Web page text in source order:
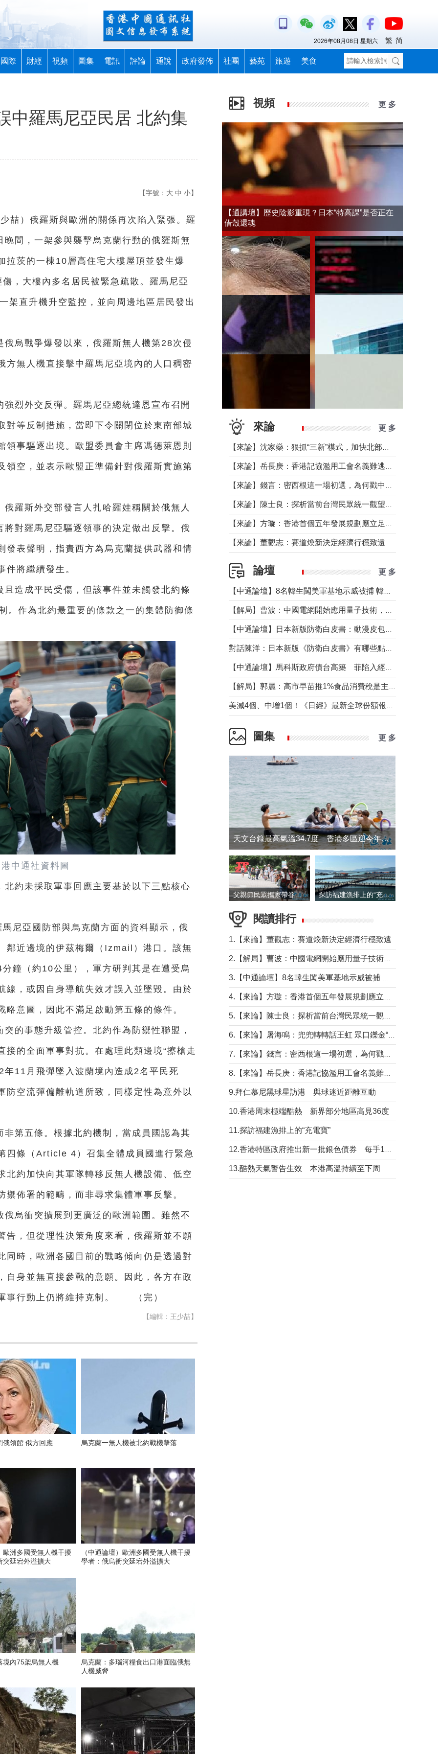
國際 財經 視頻 圖集 電訊 評論 通說 政府發佈 社團 藝苑 旅遊 美食
2026年08月08日 星期六 繁 简
中羅馬尼亞民居 北約集
【字號： 大 中 小】
）俄羅斯與歐洲的關係再次陷入緊張。羅
間，一架參與襲擊烏克蘭行動的俄羅斯無
拉茨的一棟10層高住宅大樓屋頂並發生爆
，大樓內多名居民被緊急疏散。羅馬尼亞
架直升機升空監控，並向周邊地區居民發出
烏戰爭爆發以來，俄羅斯無人機第28次侵
方無人機直接擊中羅馬尼亞境內的人口稠密
烈外交反彈。羅馬尼亞總統達恩宣布召開
對等反制措施，當即下令關閉位於東南部城
事驅逐出境。歐盟委員會主席馮德萊恩則
領空，並表示歐盟正準備針對俄羅斯實施第
羅斯外交部發言人扎哈羅娃稱關於俄無人
將對羅馬尼亞驅逐領事的決定做出反擊。俄
發表聲明，指責西方為烏克蘭提供武器和情
件將繼續發生。
造成平民受傷，但該事件並未觸發北約條
作為北約最重要的條款之一的集體防御條
中通社資料圖
約未採取軍事回應主要基於以下三點核心
尼亞國防部與烏克蘭方面的資料顯示，俄
鄰近邊境的伊茲梅爾（Izmail）港口。該無
鐘（約10公里），軍方研判其是在遭受烏
線，或因自身導航失效才誤入並墜毀。由於
意圖，因此不滿足啟動第五條的條件。
的事態升級管控。北約作為防禦性聯盟，
的全面軍事對抗。在處理此類邊境“擦槍走
11月飛彈墜入波蘭境內造成2名平民死
防空流彈偏離軌道所致，同樣定性為意外以
第五條。根據北約機制，當成員國認為其
四條（Article 4）召集全體成員國進行緊急
北約加快向其軍隊轉移反無人機設備、低空
佈署的範疇，而非尋求集體軍事反擊。
烏衝突擴展到更廣泛的歐洲範圍。雖然不
告，但從理性決策角度來看，俄羅斯並不願
同時，歐洲各國目前的戰略傾向仍是透過對
自身並無直接參戰的意願。因此，各方在政
事行動上仍將維持克制。 （完）
【編輯：王少喆】
俄領館 俄方回應 烏克蘭一無人機被北約戰機擊落
歐洲多國受無人機干擾
突延宕外溢擴大
（中通論壇）歐洲多國受無人機干擾
學者：俄烏衝突延宕外溢擴大
境內75架烏無人機
烏克蘭：多瑙河糧食出口港面臨俄無
人機威脅
視頻 更 多
【通講壇】歷史陰影重現？日本“特高課”是否正在
借殼還魂
來論 更 多
【來論】董觀志：賽道煥新決定經濟行穩致遠
論壇 更 多
圖集 更 多
天文台錄最高氣溫34.7度 香港多區迎今年最熱一天
父親節民眾攜家帶眷出遊 探訪福建漁排上的“充電寶”
閱讀排行
1.【來論】董觀志：賽道煥新決定經濟行穩致遠
9.拜仁慕尼黑球星訪港 與球迷近距離互動
10.香港周末極端酷熱 新界部分地區高見36度
11.探訪福建漁排上的“充電寶”
13.酷熱天氣警告生效 本港高溫持續至下周